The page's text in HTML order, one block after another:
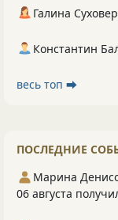
Галина
Константин
весь топ ⮕
ПОСЛЕДНИЕ
Марина
06 августа